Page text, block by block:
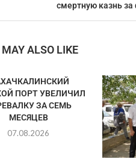
смертную казнь за
MAY ALSO LIKE
ПОРТ УВЕЛИЧИЛ
ЗА СЕМЬ
МЕСЯЦЕВ
07.08.2026